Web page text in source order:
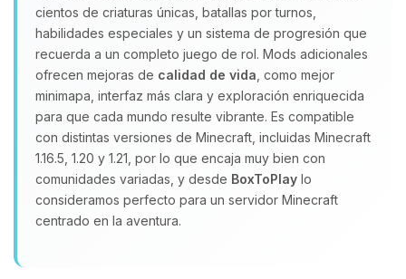
cientos de criaturas únicas, batallas por turnos,
habilidades especiales y un sistema de progresión que
recuerda a un completo juego de rol. Mods adicionales
ofrecen mejoras de calidad de vida , como mejor
minimapa, interfaz más clara y exploración enriquecida
para que cada mundo resulte vibrante. Es compatible
con distintas versiones de Minecraft, incluidas Minecraft
1.16.5, 1.20 y 1.21, por lo que encaja muy bien con
comunidades variadas, y desde BoxToPlay lo
consideramos perfecto para un servidor Minecraft
centrado en la aventura.